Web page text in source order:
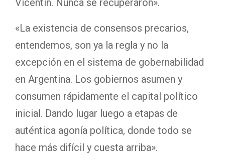
«La existencia de consensos precarios,
entendemos, son ya la regla y no la
excepción en el sistema de gobernabilidad
en Argentina. Los gobiernos asumen y
consumen rápidamente el capital político
inicial. Dando lugar luego a etapas de
auténtica agonía política, donde todo se
hace más difícil y cuesta arriba».